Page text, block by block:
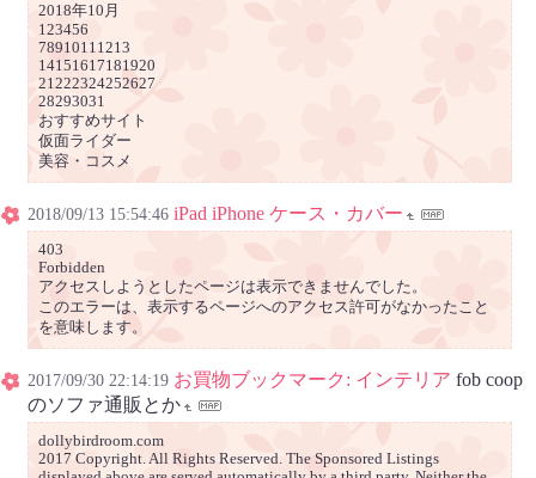
2018年10月
123456
78910111213
14151617181920
21222324252627
28293031
おすすめサイト
仮面ライダー
美容・コスメ
2018/09/13 15:54:46 iPad iPhone ケース・カバー
403
Forbidden
アクセスしようとしたページは表示できませんでした。
このエラーは、表示するページへのアクセス許可がなかったこと
を意味します。
2017/09/30 22:14:19 お買物ブックマーク: インテリア fob coop
のソファ通販とか
dollybirdroom.com
2017 Copyright. All Rights Reserved. The Sponsored Listings